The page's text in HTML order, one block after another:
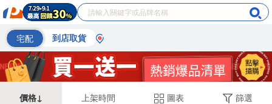
宅配 到店取貨
價格↓ 上架時間 圖表 篩選